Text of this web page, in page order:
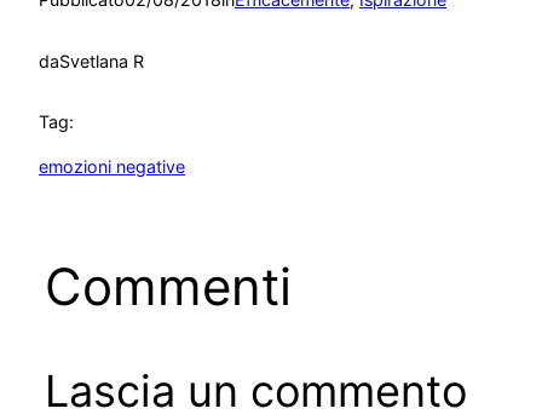
daSvetlana R
Tag:
emozioni negative
Commenti
Lascia un commento